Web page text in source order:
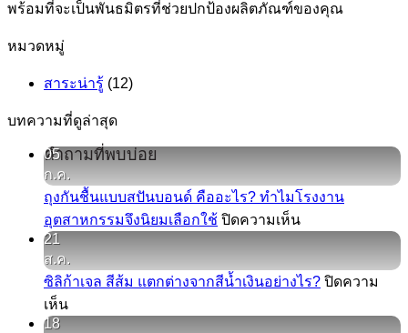
คำถามที่พบบ่อย
พร้อมที่จะเป็นพันธมิตรที่ช่วยปกป้องผลิตภัณฑ์ของคุณ
หมวดหมู่
สาระน่ารู้ (12)
บทความที่ดูล่าสุด
05
ก.ค.
ถุงกันชื้นแบบสปันบอนด์ คืออะไร? ทำไมโรงงาน
อุตสาหกรรมจึงนิยมเลือกใช้ ปิดความเห็นบน
ชื้น
21
ส.ค.
ซิลิก้าเจล สีส้ม แตกต่างจากสีน้ำเงินอย่างไร? ปิดความ
เห็นบน
18